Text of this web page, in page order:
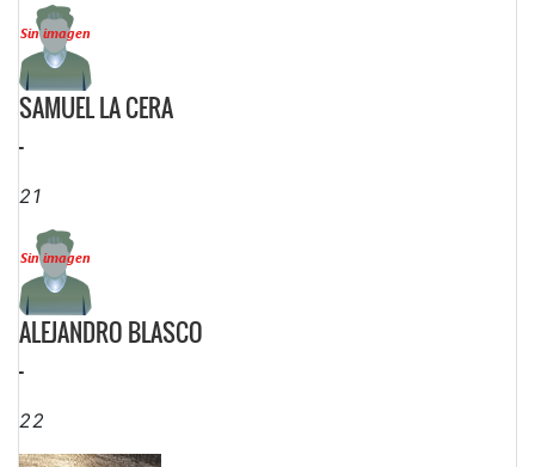
SAMUEL LA CERA
-
21
ALEJANDRO BLASCO
-
22